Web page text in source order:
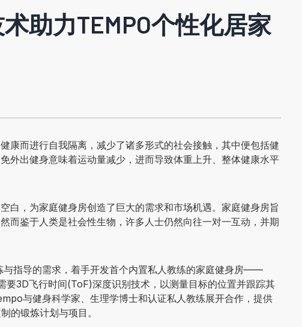
智能工业的最新见解、信息和想法并加以利用。
订阅 SIGNALS+
同意接收来自Analog Devices， Inc.及其子公司的邮件，并同意我们的
助力TEMPO个性化居家
康而进行自我隔离，减少了诸多形式的社会接触，其中便包括健
外出健身意味着运动量减少，进而导致体重上升、整体健康水平
白，为家庭健身房创造了巨大的需求和市场机遇。家庭健身房旨
而鉴于人类是社会性生物，许多人士仍然向往一对一互动，并期
与指导的需求，着手开发首个内置私人教练的家庭健身房——
3D飞行时间(ToF)深度识别技术，以测量目标的位置并跟踪其
与健身科学家、生理学博士和认证私人教练展开合作，提供
的锻炼计划与项目。